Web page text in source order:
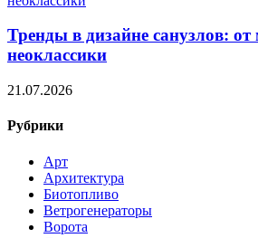
Тренды в дизайне санузлов:
неоклассики
21.07.2026
Рубрики
Арт
Архитектура
Биотопливо
Ветрогенераторы
Ворота